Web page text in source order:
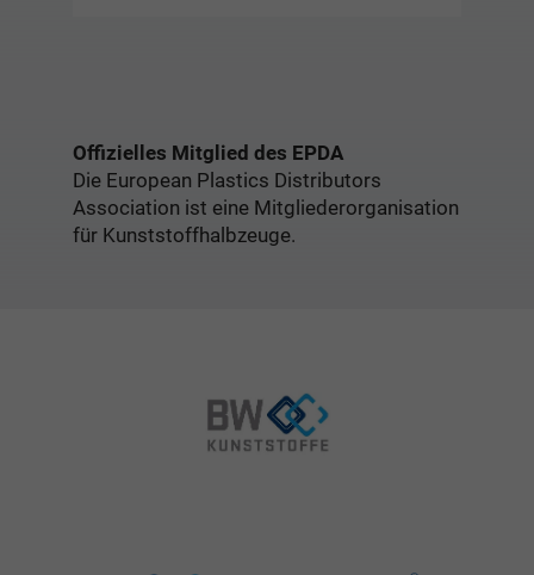
Offizielles Mitglied des EPDA
Die European Plastics Distributors
Association ist eine Mitgliederorganisation
für Kunststoffhalbzeuge.